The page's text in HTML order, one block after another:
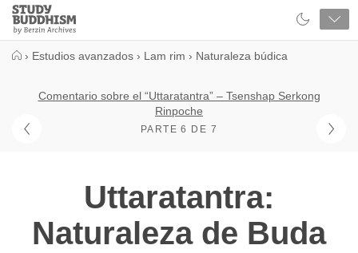
Close
Study
Buddhism
› Estudios avanzados › Lam rim › Naturaleza búdica
Comentario sobre el “Uttaratantra” – Tsenshap Serkong
Rinpoche
PARTE 6 DE 7
Uttaratantra:
Naturaleza de Buda